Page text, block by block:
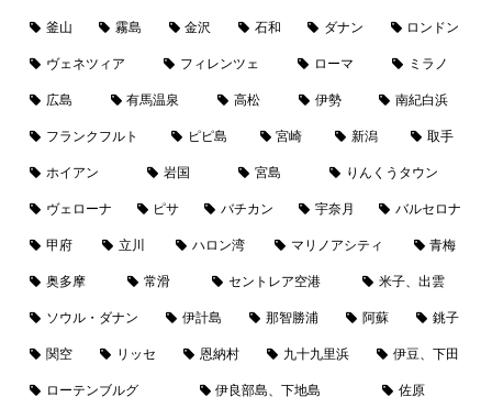
釜山 霧島 金沢 石和 ダナン ロンドン
ヴェネツィア フィレンツェ ローマ ミラノ
広島 有馬温泉 高松 伊勢 南紀白浜
フランクフルト ピピ島 宮崎 新潟 取手
ホイアン 岩国 宮島 りんくうタウン
ヴェローナ ピサ バチカン 宇奈月 バルセロナ
甲府 立川 ハロン湾 マリノアシティ 青梅
奥多摩 常滑 セントレア空港 米子、出雲
ソウル・ダナン 伊計島 那智勝浦 阿蘇 銚子
関空 リッセ 恩納村 九十九里浜 伊豆、下田
ローテンブルグ 伊良部島、下地島 佐原